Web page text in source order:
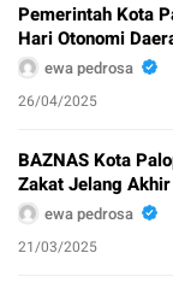
Pemerintah Kota
Hari Otonomi
ewa pedrosa
26/04/2025
BAZNAS Kota
Zakat Jelang
ewa pedrosa
21/03/2025